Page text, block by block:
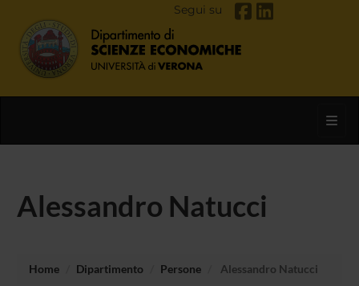
Segui su
Alessandro Natucci
Home Dipartimento Persone Alessandro Natucci